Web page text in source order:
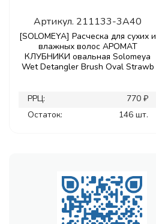
Артикул. 211133-3A40
[SOLOMEYA] Расческа для сухих и
влажных волос АРОМАТ
КЛУБНИКИ овальная Solomeya
Wet Detangler Brush Oval Strawb
РРЦ:
770 ₽
Остаток:
146 шт.